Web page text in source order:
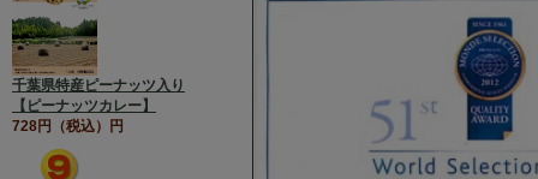
千葉県特産ピーナッツ入り
【ピーナッツカレー】
728円（税込）円